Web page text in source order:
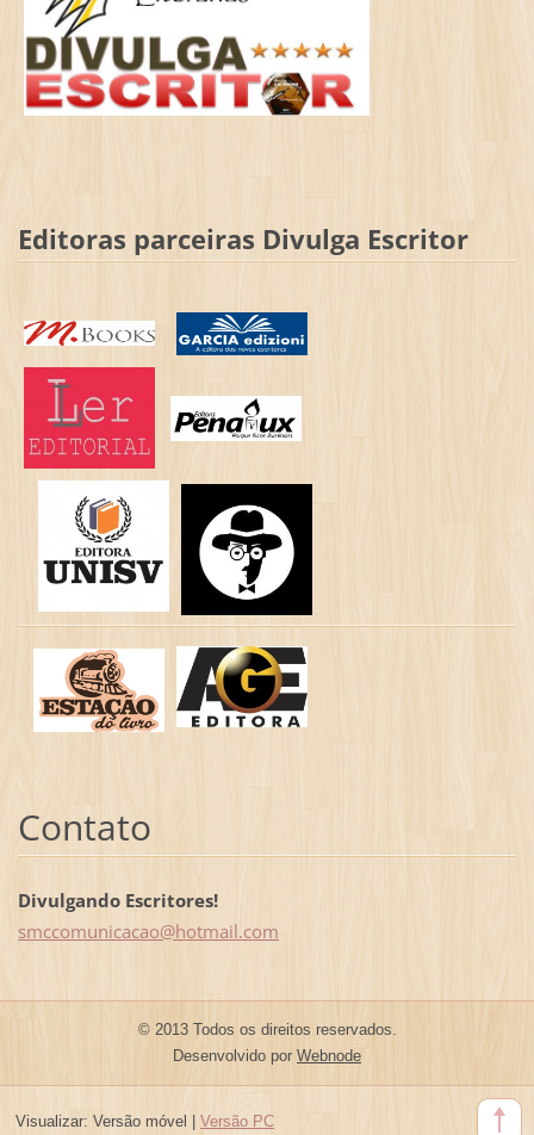
Editoras parceiras Divulga Escritor
Contato
Divulgando Escritores!
smccomunicacao@hotmail.com
© 2013 Todos os direitos reservados.
Desenvolvido por Webnode
Visualizar: Versão móvel Versão PC